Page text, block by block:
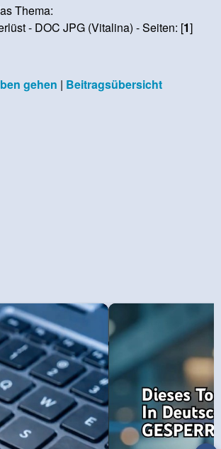
Thema:
- DOC JPG (Vitalina) - Seiten: [1]
gehen | Beitragsübersicht